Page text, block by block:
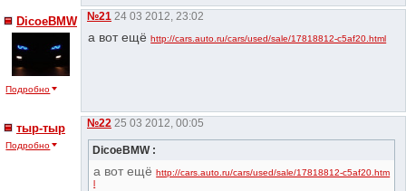
DicoeBMW
Подробно
№21 24 03 2012, 23:02
а вот ещёhttp://cars.auto.ru/cars/used/sale/17818812-c5af20.html
тыр-тыр
Подробно
№22 25 03 2012, 00:05
DicoeBMW :
а вот ещёhttp://cars.auto.ru/cars/used/sale/17818812-c5af20.htm
l